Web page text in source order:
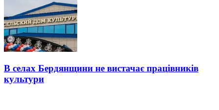
В селах Бердянщини не вистачає працівників
культури